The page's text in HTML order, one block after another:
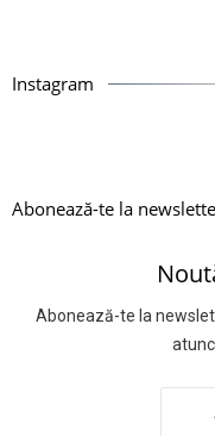
Instagram
Abonează-te la
Abonează-te la